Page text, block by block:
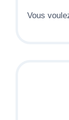
Vous